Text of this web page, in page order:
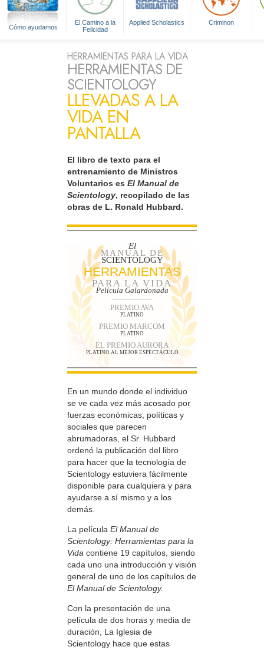
Cómo ayudamos
El Camino a la
Felicidad
Applied Scholastics Criminon
HERRAMIENTAS PARA LA VIDA
HERRAMIENTAS DE
SCIENTOLOGY
LLEVADAS A LA
VIDA EN
PANTALLA
El libro de texto para el
entrenamiento de Ministros
Voluntarios es El Manual de
Scientology, recopilado de las
obras de L. Ronald Hubbard.
El
MANUAL DE
SCIENTOLOGY
HERRAMIENTAS
PARA LA VIDA
Película Galardonada
PREMIO AVA
PLATINO
PREMIO MARCOM
PLATINO
EL PREMIO AURORA
PLATINO AL MEJOR ESPECTÁCULO
En un mundo donde el individuo
se ve cada vez más acosado por
fuerzas económicas, políticas y
sociales que parecen
abrumadoras, el Sr. Hubbard
ordenó la publicación del libro
para hacer que la tecnología de
Scientology estuviera fácilmente
disponible para cualquiera y para
ayudarse a sí mismo y a los
demás.
La película El Manual de
Scientology: Herramientas para la
Vida contiene 19 capítulos, siendo
cada uno una introducción y visión
general de uno de los capítulos de
El Manual de Scientology.
Con la presentación de una
película de dos horas y media de
duración, La Iglesia de
Scientology hace que estas